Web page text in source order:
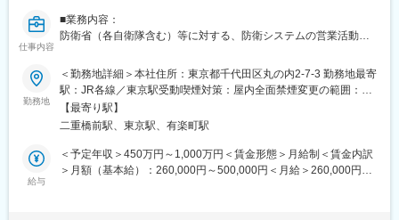
ェクト全体を牽引する立場として、高い裁量を持って仕事を進め
られます。
巻線機だけでなく、搬送システム、コネクタ製造装置、R2R設備
など幅広いFA機器を取り扱います。営業力に加え、製造業・生産
設備に関する専門知識を習得し、市場価値を高められる環境で
す。
■会社について
1972年創業。「自動巻線機システムのトップメーカー」として、
仕事内容
■業務内容：
防衛省（各自衛隊含む）等に対する、防衛システムの営業活動
＜具体的には＞
・防衛省、国内外の防衛システムメーカ、商社等の社外機関/企業
や、開発・製造を担う製作所の技術者と連携し、様々な製品の提
案活動から契約・納入、アフターサービスに関する各種調整・実
務をご担当いただきます。
・具体的には防衛省・各自衛隊等に対する事業提案活動（ビジネ
ス・デベロップメント）、マーケティング、契約履行業務等をご
担当いただきます。
勤務地
＜勤務地詳細＞本社住所：東京都千代田区丸の内2-7-3 勤務地最寄
駅：JR各線／東京駅受動喫煙対策：屋内全面禁煙変更の範囲：会
社の定める事業所（リモートワーク含む）
【最寄り駅】
二重橋前駅、東京駅、有楽町駅
給与
＜予定年収＞450万円～1,000万円＜賃金形態＞月給制＜賃金内訳
＞月額（基本給）：260,000円～500,000円＜月給＞260,000円～